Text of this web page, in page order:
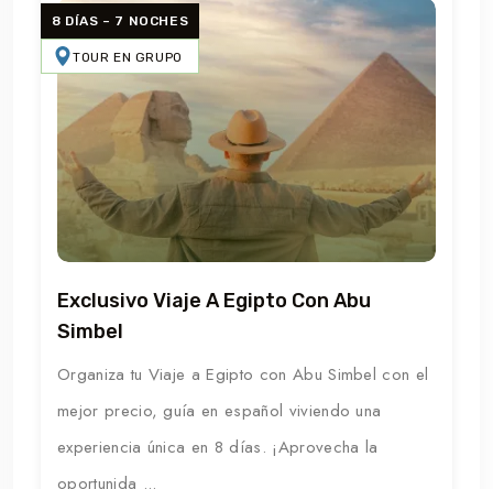
8 DÍAS – 7 NOCHES
TOUR EN GRUPO
Exclusivo Viaje A Egipto Con Abu
Simbel
Organiza tu Viaje a Egipto con Abu Simbel con el
mejor precio, guía en español viviendo una
experiencia única en 8 días. ¡Aprovecha la
oportunida ...